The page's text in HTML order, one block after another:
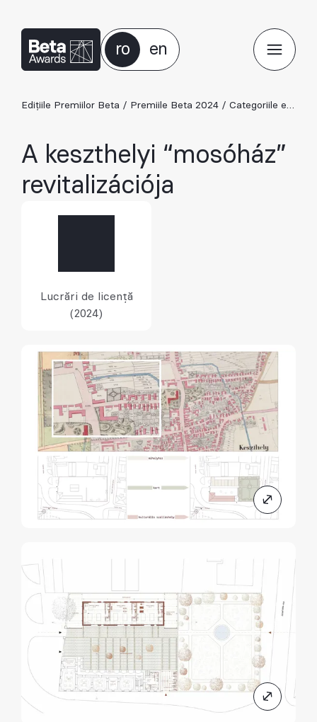
ro en
Edițiile Premiilor Beta / Premiile Beta 2024 / Categoriile ediției 2024
A keszthelyi “mosóház”
revitalizációja
Lucrări de licență
(2024)